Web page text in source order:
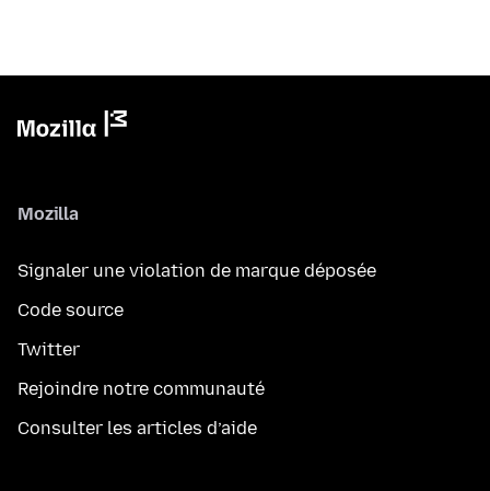
Mozilla
Signaler une violation de marque déposée
Code source
Twitter
Rejoindre notre communauté
Consulter les articles d’aide